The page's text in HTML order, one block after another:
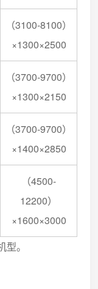
（3100-8100）
×1300×2500
（3700-9700）
×1300×2150
（3700-9700）
×1400×2850
（4500-
12200）
×1600×3000
。